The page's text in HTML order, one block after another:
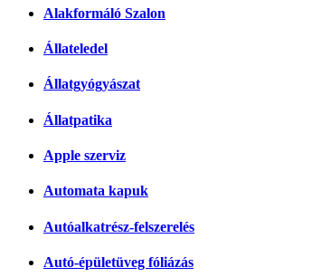
Alakformáló Szalon
Állateledel
Állatgyógyászat
Állatpatika
Apple szerviz
Automata kapuk
Autóalkatrész-felszerelés
Autó-épületüveg fóliázás